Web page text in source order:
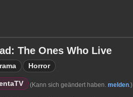
The Ones Who Live
Horror
(Kann sich geändert haben. melden.)